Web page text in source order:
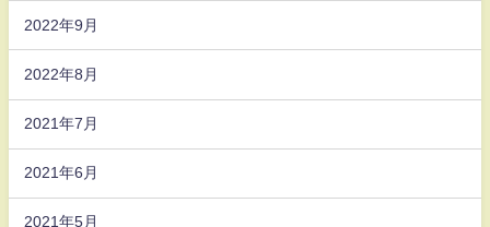
2022年9月
2022年8月
2021年7月
2021年6月
2021年5月